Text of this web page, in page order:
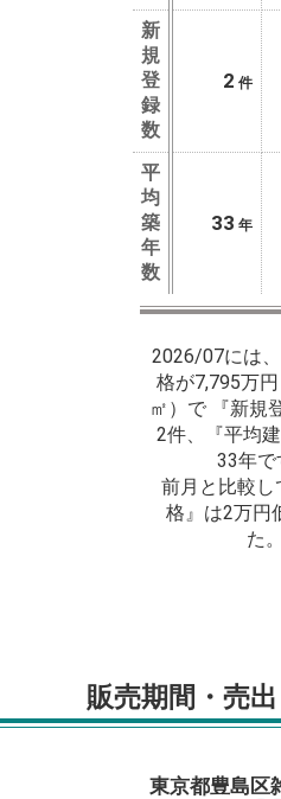
新
規
登
録
数
2 件
平
均
築
年
数
33 年
2026/07には
格が7,795万
㎡）で 『新規
2件、『平均
33年で
前月と比較し
格』は2万円
た。
販売期間・売
東京都豊島区